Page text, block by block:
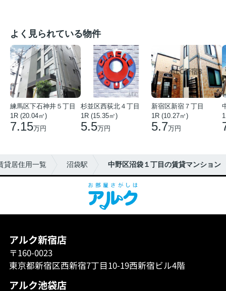
よく見られている物件
練馬区下石神井５丁目
1R (20.04㎡)
7.15万円
杉並区西荻北４丁目
1R (15.35㎡)
5.5万円
新宿区新宿７丁目
1R (10.27㎡)
5.7万円
貸居住用一覧 沼袋駅 中野区沼袋１丁目の賃貸マンション
アルク新宿店
〒160-0023
東京都新宿区西新宿7丁目10-19西新宿ビル4階
アルク池袋店